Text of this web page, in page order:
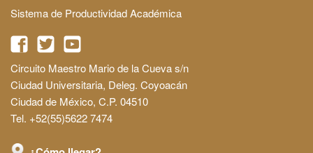
Sistema de Productividad Académica
Circuito Maestro Mario de la Cueva s/n
Ciudad Universitaria, Deleg. Coyoacán
Ciudad de México, C.P. 04510
Tel. +52(55)5622 7474